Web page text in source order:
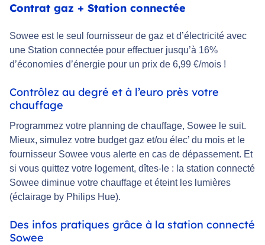
Contrat gaz + Station connectée
Sowee est le seul fournisseur de gaz et d’électricité avec
une Station connectée pour effectuer jusqu’à 16%
d’économies d’énergie pour un prix de 6,99 €/mois !
Contrôlez au degré et à l’euro près votre
chauffage
Programmez votre planning de chauffage, Sowee le suit.
Mieux, simulez votre budget gaz et/ou élec’ du mois et le
fournisseur Sowee vous alerte en cas de dépassement. Et
si vous quittez votre logement, dîtes-le : la station connecté
Sowee diminue votre chauffage et éteint les lumières
(éclairage by Philips Hue).
Des infos pratiques grâce à la station connecté
Sowee